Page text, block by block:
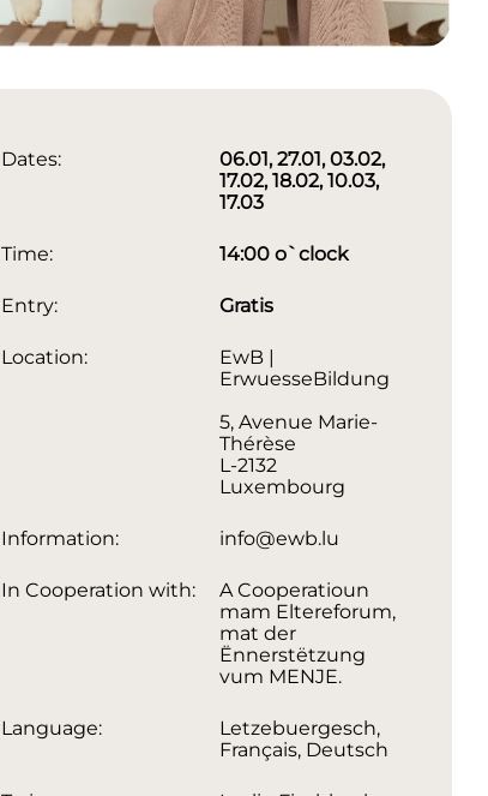
Dates:
06.01, 27.01, 03.02,
17.02, 18.02, 10.03,
17.03
Time: 14:00 o`clock
Entry: Gratis
Location:
EwB |
ErwuesseBildung
5, Avenue Marie-
Thérèse
L-2132
Luxembourg
Information: info@ewb.lu
In Cooperation with:
A Cooperatioun
mam Eltereforum,
mat der
Ënnerstëtzung
vum MENJE.
Language:
Letzebuergesch,
Français, Deutsch